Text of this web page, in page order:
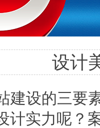
设计
设的三要素
计实力呢？